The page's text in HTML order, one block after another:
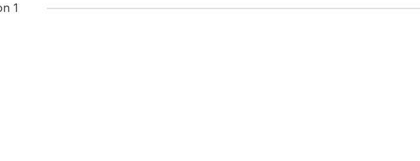
1